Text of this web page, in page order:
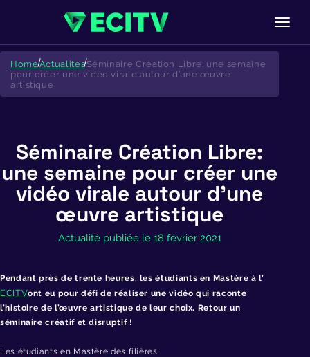
Skip
content
HomeActualitesSéminaire Création Libre: une semaine
pour créer une vidéo virale autour d’une œuvre
artistique
Séminaire Création Libre:
une semaine pour créer une
vidéo virale autour d’une
œuvre artistique
Actualité publiée le 18 février 2021
Pendant près de trente heures, les étudiants en Mastère à l’
ECITVont eu pour défi de réaliser une vidéo qui raconte
l’histoire de l’œuvre artistique de leur choix. Retour un
séminaire créatif et disruptif !
Les étudiants en Mastère des filières